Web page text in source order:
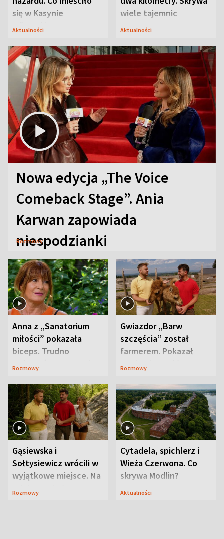
się w Kasynie
Oficerskim?
Aktualności
wiele tajemnic
Aktualności
Nowa edycja „The Voice
Comeback Stage”. Ania
Karwan zapowiada
niespodzianki
Rozmowy
Anna z „Sanatorium
miłości” pokazała
biceps. Trudno
uwierzyć, co przeszła
Rozmowy
Gwiazdor „Barw
szczęścia” został
farmerem. Pokazał
swoje niezwykłe
Rozmowy
Gąsiewska i
Sołtysiewicz wrócili w
wyjątkowe miejsce. Na
szlaku czekał
Rozmowy
Cytadela, spichlerz i
Wieża Czerwona. Co
skrywa Modlin?
Aktualności